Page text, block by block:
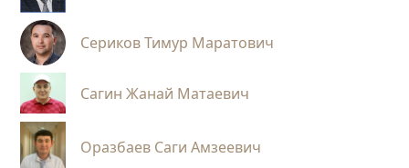
Сериков Тимур Маратович
Сагин Жанай Матаевич
Оразбаев Саги Амзеевич